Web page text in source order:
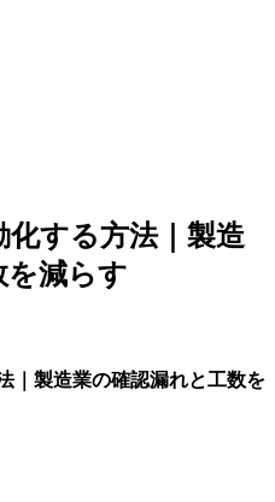
する方法｜製造
を減らす
｜製造業の確認漏れと工数を